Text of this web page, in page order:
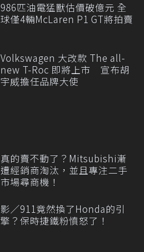
986匹油電猛獸估價破億元 全
球僅4輛McLaren P1 GT將拍賣
Volkswagen 大改款 The all-
new T-Roc 即將上市 宣布胡
宇威擔任品牌大使
真的賣不動了？Mitsubishi漸
遭經銷商淘汰，並且專注二手
市場尋商機！
影／911竟然換了Honda的引
擎？保時捷鐵粉憤怒了！